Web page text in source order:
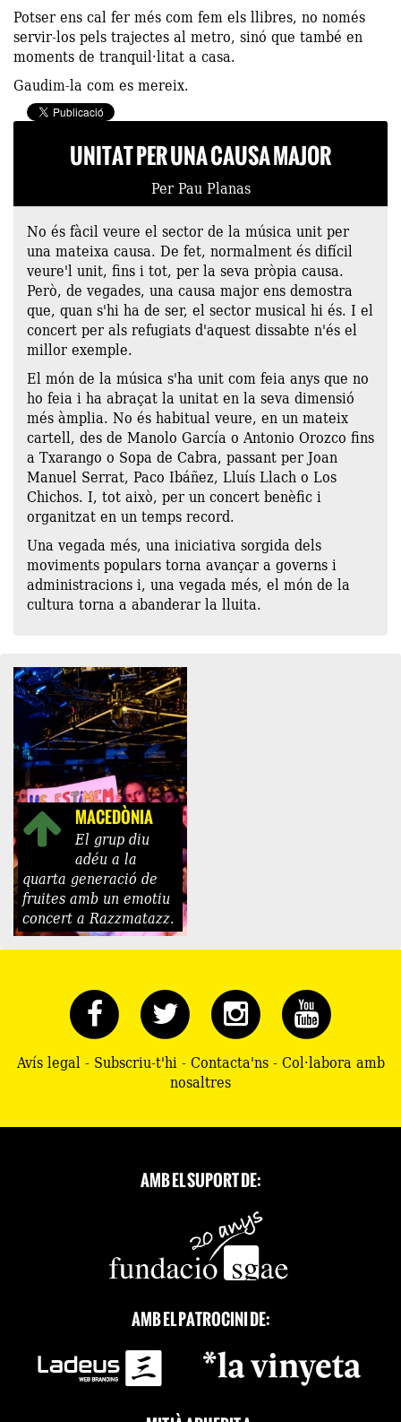
Potser ens cal fer més com fem els llibres, no només
servir-los pels trajectes al metro, sinó que també en
moments de tranquil·litat a casa.
Gaudim-la com es mereix.
UNITAT PER UNA CAUSA MAJOR
Per Pau Planas
No és fàcil veure el sector de la música unit per
una mateixa causa. De fet, normalment és difícil
veure'l unit, fins i tot, per la seva pròpia causa.
Però, de vegades, una causa major ens demostra
que, quan s'hi ha de ser, el sector musical hi és. I el
concert per als refugiats d'aquest dissabte n'és el
millor exemple.
El món de la música s'ha unit com feia anys que no
ho feia i ha abraçat la unitat en la seva dimensió
més àmplia. No és habitual veure, en un mateix
cartell, des de Manolo García o Antonio Orozco fins
a Txarango o Sopa de Cabra, passant per Joan
Manuel Serrat, Paco Ibáñez, Lluís Llach o Los
Chichos. I, tot això, per un concert benèfic i
organitzat en un temps record.
Una vegada més, una iniciativa sorgida dels
moviments populars torna avançar a governs i
administracions i, una vegada més, el món de la
cultura torna a abanderar la lluita.
MACEDÒNIA
El grup diu
adéu a la
quarta generació de
fruites amb un emotiu
concert a Razzmatazz.
Avís legal- Subscriu-t'hi-Contacta'ns-Col·labora amb
nosaltres
AMB EL SUPORT DE:
AMB EL PATROCINI DE: